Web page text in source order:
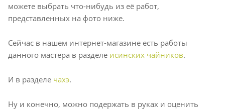
можете выбрать что-нибудь из её работ,
представленных на фото ниже.
Сейчас в нашем интернет-магазине есть работы
данного мастера в разделе исинских чайников.
И в разделе чахэ.
Ну и конечно, можно подержать в руках и оценить